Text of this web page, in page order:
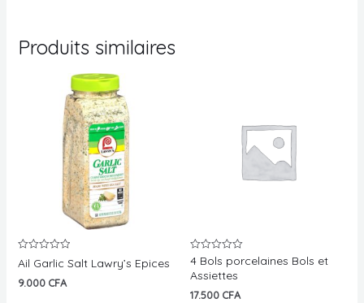
Produits similaires
Note
0
sur
5
Ail Garlic Salt Lawry’s Epices
9.000 CFA
Note
0
sur
4 Bols porcelaines Bols et
Assiettes
17.500 CFA